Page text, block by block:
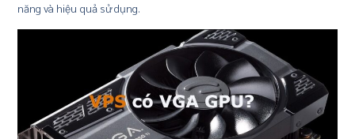
năng và hiệu quả sử dụng.